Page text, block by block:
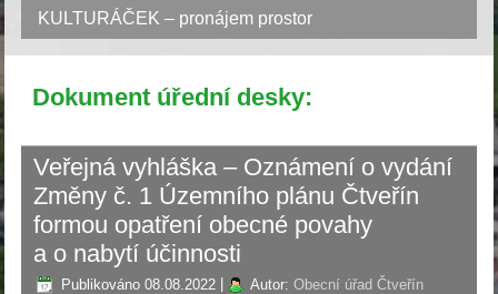
KULTURÁČEK – pronájem prostor
Dokument úřední desky:
Veřejná vyhláška – Oznámení o vydání
Změny č. 1 Územního plánu Čtveřín
formou opatření obecné povahy
a o nabytí účinnosti
Publikováno 08.08.2022 Autor: Obecní úřad Čtveřín